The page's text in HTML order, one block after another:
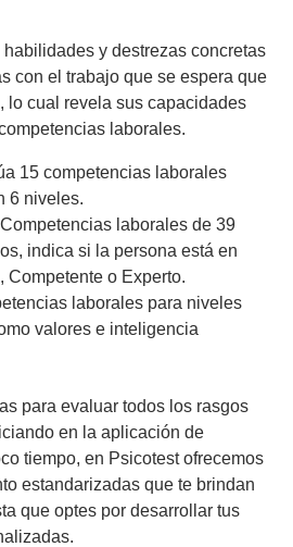
y destrezas concretas
con el trabajo que se espera que
lo cual revela sus capacidades
laborales.
15 competencias laborales
6 niveles.
laborales de 39
indica si la persona está en
Competente o Experto.
laborales para niveles
valores e inteligencia
para evaluar todos los rasgos
en la aplicación de
tiempo, en Psicotest ofrecemos
estandarizadas que te brindan
que optes por desarrollar tus